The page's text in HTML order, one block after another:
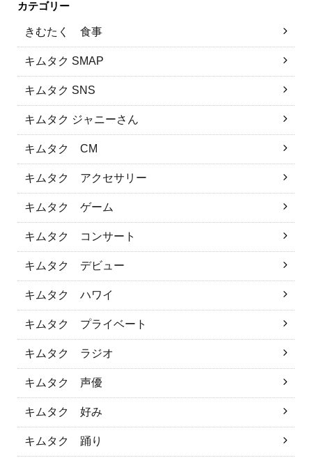
カテゴリー
きむたく 食事
キムタク SMAP
キムタク SNS
キムタク ジャニーさん
キムタク CM
キムタク アクセサリー
キムタク ゲーム
キムタク コンサート
キムタク デビュー
キムタク ハワイ
キムタク プライベート
キムタク ラジオ
キムタク 声優
キムタク 好み
キムタク 踊り